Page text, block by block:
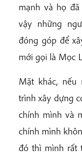
mạnh và họ
vậy những
đóng góp để
mới gọi là Mọc
Mặt khác,
trình xây dựng
chính mình và
chính mình
đó thì mình rất